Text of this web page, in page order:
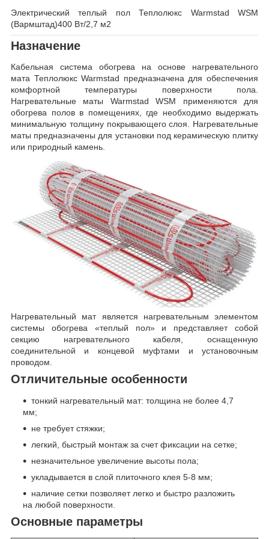
Электрический теплый пол Теплолюкс Warmstad WSM
(Вармштад)400 Вт/2,7 м2
Назначение
Кабельная система обогрева на основе нагревательного
мата Теплолюкс Warmstad предназначена для обеспечения
комфортной температуры поверхности пола.
Нагревательные маты Warmstad WSM применяются для
обогрева полов в помещениях, где необходимо выдержать
минимальную толщину покрывающего слоя. Нагревательные
маты предназначены для установки под керамическую плитку
или природный камень.
Нагревательный мат является нагревательным элементом
системы обогрева «теплый пол» и представляет собой
секцию нагревательного кабеля, оснащенную
соединительной и концевой муфтами и установочным
проводом.
Отличительные особенности
тонкий нагревательный мат: толщина не более 4,7
мм;
не требует стяжки;
легкий, быстрый монтаж за счет фиксации на сетке;
незначительное увеличение высоты пола;
укладывается в слой плиточного клея 5-8 мм;
наличие сетки позволяет легко и быстро разложить
на любой поверхности.
Основные параметры